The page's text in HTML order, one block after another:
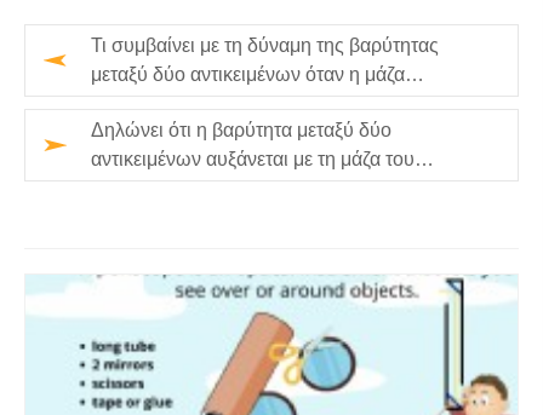
Τι συμβαίνει με τη δύναμη της βαρύτητας
μεταξύ δύο αντικειμένων όταν η μάζα
αυξάνεται;
Δηλώνει ότι η βαρύτητα μεταξύ δύο
αντικειμένων αυξάνεται με τη μάζα του
αντικειμένου;